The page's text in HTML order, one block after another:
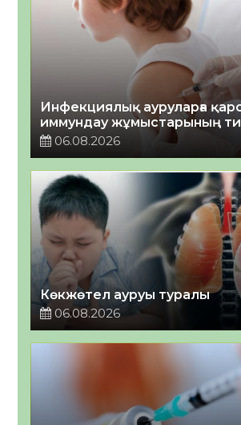
Инфекциялық ауруларға
иммундау жұмыстарының
06.08.2026
Көкжөтел ауруы туралы
06.08.2026